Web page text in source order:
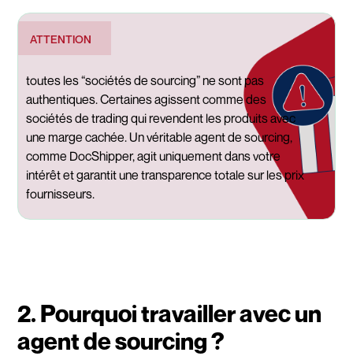
ATTENTION
toutes les “sociétés de sourcing” ne sont pas
authentiques. Certaines agissent comme des
sociétés de trading qui revendent les produits avec
une marge cachée. Un véritable agent de sourcing,
comme DocShipper, agit uniquement dans votre
intérêt et garantit une transparence totale sur les prix
fournisseurs.
2. Pourquoi travailler avec un
agent de sourcing ?